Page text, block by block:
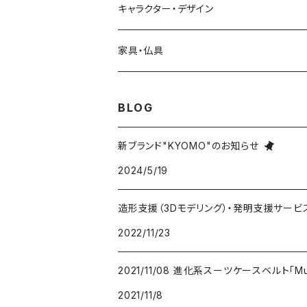
フィングー
衛生
旅行
コミュニケーション
その他
リユース
キャラクター・デザイン
クラミサヨ
カレンダー
家具・仏具
BLOG
新ブランド"KYOMO"のお知らせ
2024/5/19
造形支援（3Dモデリング）・発明支援サービ
2022/11/23
2021/11/08 進化系スーツケースベルト「
2021/11/8